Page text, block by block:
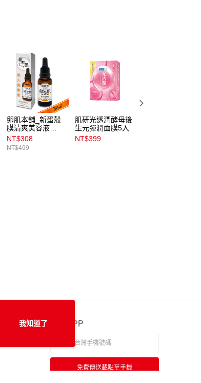
卵肌本舖_新蛋殼
膜清爽美容液
30mL
NT$308
NT$499
肌研光透潤酵母後
生元彈潤面膜5入
NT$399
官方APP
免費傳送載點至手機
我知道了